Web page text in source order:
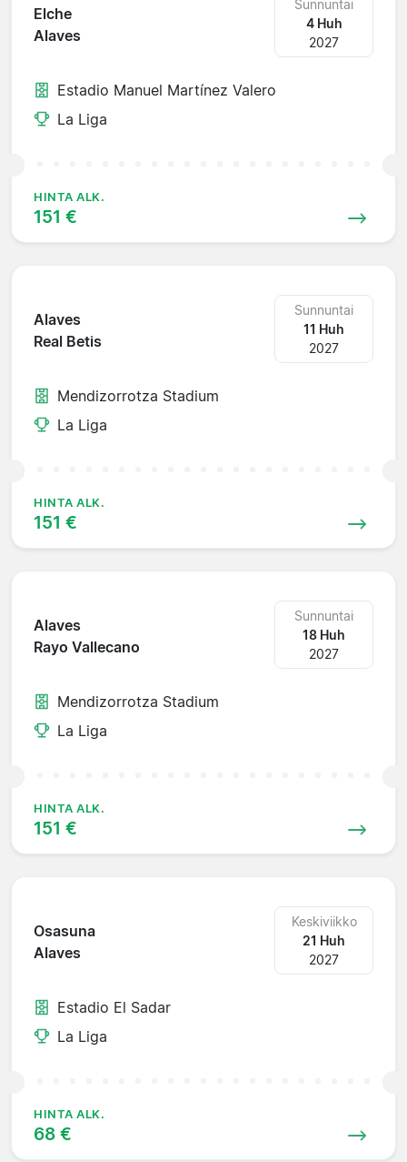
Elche
Alaves
Sunnuntai
4 Huh
2027
Estadio Manuel Martínez Valero
La Liga
HINTA ALK.
151 €
Alaves
Real Betis
Sunnuntai
11 Huh
2027
Mendizorrotza Stadium
La Liga
HINTA ALK.
151 €
Alaves
Rayo Vallecano
Sunnuntai
18 Huh
2027
Mendizorrotza Stadium
La Liga
HINTA ALK.
151 €
Osasuna
Alaves
Keskiviikko
21 Huh
2027
Estadio El Sadar
La Liga
HINTA ALK.
68 €